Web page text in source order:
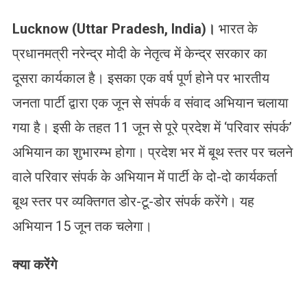
Lucknow (Uttar Pradesh, India) । भारत के
प्रधानमत्री नरेन्द्र मोदी के नेतृत्व में केन्द्र सरकार का
दूसरा कार्यकाल है। इसका एक वर्ष पूर्ण होने पर भारतीय
जनता पार्टी द्वारा एक जून से संपर्क व संवाद अभियान चलाया
गया है। इसी के तहत 11 जून से पूरे प्रदेश में ‘परिवार संपर्क’
अभियान का शुभारम्भ होगा। प्रदेश भर में बूथ स्तर पर चलने
वाले परिवार संपर्क के अभियान में पार्टी के दो-दो कार्यकर्ता
बूथ स्तर पर व्यक्तिगत डोर-टू-डोर संपर्क करेंगे। यह
अभियान 15 जून तक चलेगा।
क्या करेंगे